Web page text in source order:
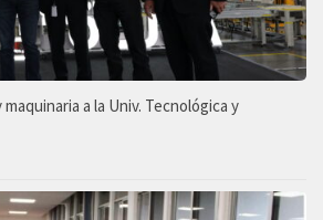
a la Univ. Tecnológica y